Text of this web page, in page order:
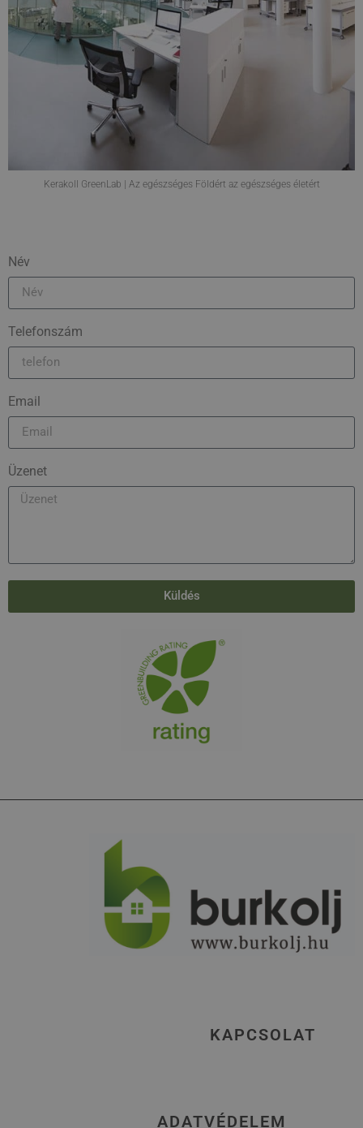
Kerakoll GreenLab | Az egészséges Földért az egészséges életért
Név
Telefonszám
Email
Üzenet
Küldés
KAPCSOLAT
ADATVÉDELEM